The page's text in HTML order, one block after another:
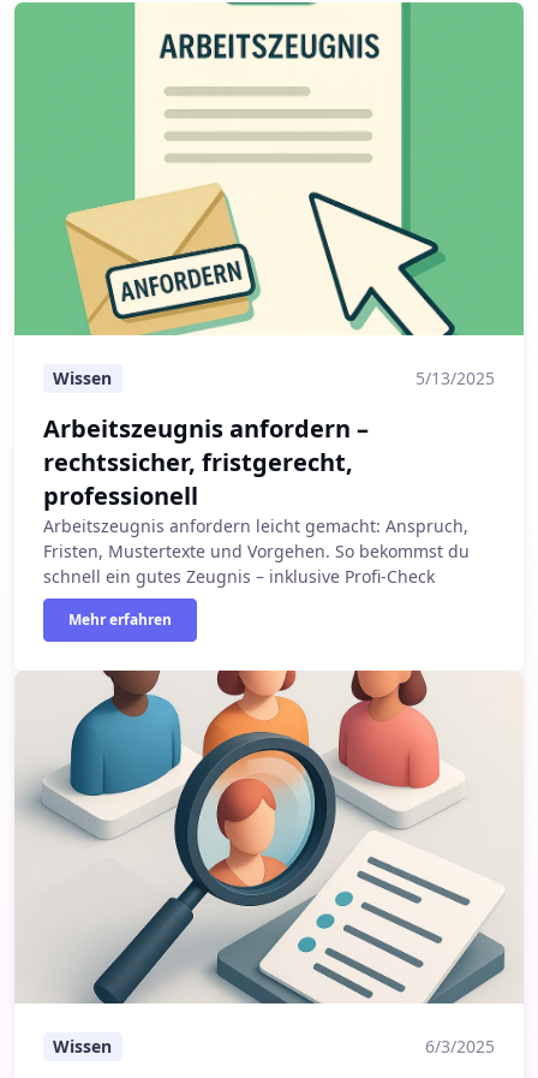
Arbeitszeugnis anfordern – rechtssicher, fristgerecht,
Wissen 5/13/2025
Arbeitszeugnis anfordern –
rechtssicher, fristgerecht,
professionell
Arbeitszeugnis anfordern leicht gemacht: Anspruch,
Fristen, Mustertexte und Vorgehen. So bekommst du
schnell ein gutes Zeugnis – inklusive Profi-Check
Mehr erfahren
Gendern im Arbeitszeugnis: Tipps & Formulierungen
Wissen 6/3/2025